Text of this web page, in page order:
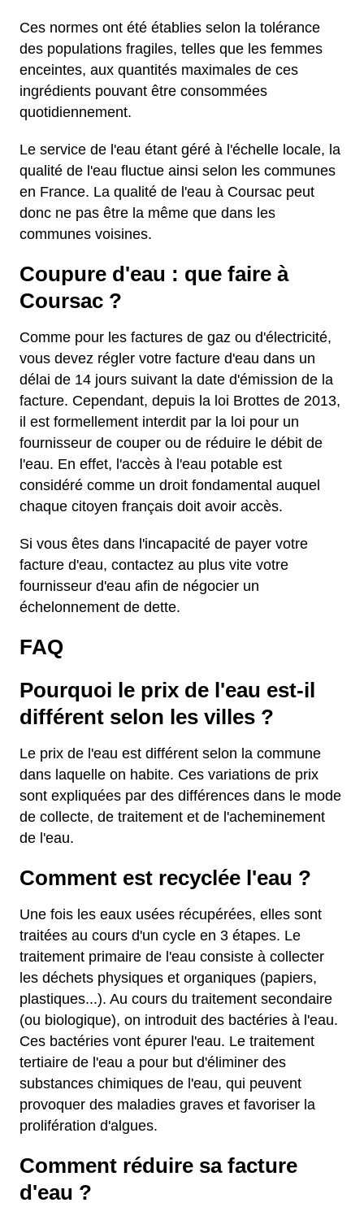
Ces normes ont été établies selon la tolérance
des populations fragiles, telles que les femmes
enceintes, aux quantités maximales de ces
ingrédients pouvant être consommées
quotidiennement.
Le service de l'eau étant géré à l'échelle locale, la
qualité de l'eau fluctue ainsi selon les communes
en France. La qualité de l'eau à Coursac peut
donc ne pas être la même que dans les
communes voisines.
Coupure d'eau : que faire à
Coursac ?
Comme pour les factures de gaz ou d'électricité,
vous devez régler votre facture d'eau dans un
délai de 14 jours suivant la date d'émission de la
facture. Cependant, depuis la loi Brottes de 2013,
il est formellement interdit par la loi pour un
fournisseur de couper ou de réduire le débit de
l'eau. En effet, l'accès à l'eau potable est
considéré comme un droit fondamental auquel
chaque citoyen français doit avoir accès.
Si vous êtes dans l'incapacité de payer votre
facture d'eau, contactez au plus vite votre
fournisseur d'eau afin de négocier un
échelonnement de dette.
FAQ
Pourquoi le prix de l'eau est-il
différent selon les villes ?
Le prix de l'eau est différent selon la commune
dans laquelle on habite. Ces variations de prix
sont expliquées par des différences dans le mode
de collecte, de traitement et de l'acheminement
de l'eau.
Comment est recyclée l'eau ?
Une fois les eaux usées récupérées, elles sont
traitées au cours d'un cycle en 3 étapes. Le
traitement primaire de l'eau consiste à collecter
les déchets physiques et organiques (papiers,
plastiques...). Au cours du traitement secondaire
(ou biologique), on introduit des bactéries à l'eau.
Ces bactéries vont épurer l'eau. Le traitement
tertiaire de l'eau a pour but d'éliminer des
substances chimiques de l'eau, qui peuvent
provoquer des maladies graves et favoriser la
prolifération d'algues.
Comment réduire sa facture
d'eau ?